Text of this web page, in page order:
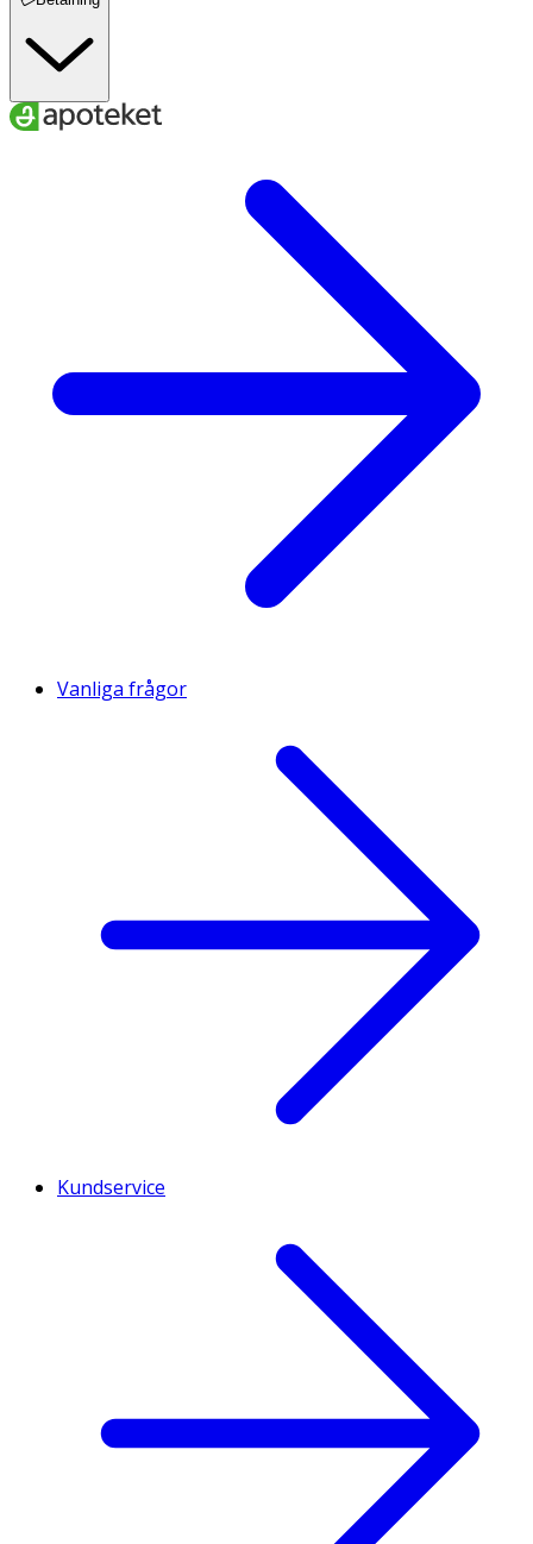
Vanliga frågor
Kundservice